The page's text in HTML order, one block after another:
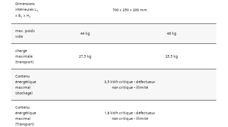
Dimensions
intérieures L 1
x B1 x H1
700 x 250 x 200 mm
max. poids
vide
44 kg 46 kg
charge
maximale
(transport)
27,5 kg 25,5 kg
Contenu
énergétique
maximal
(stockage)
3,5 kWh critique - défectueux
non critique - illimité
Contenu
énergétique
maximal
(Transport)
1,8 kWh critique - défectueux
non critique - illimité